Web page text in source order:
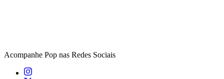
Acompanhe Pop nas Redes Sociais